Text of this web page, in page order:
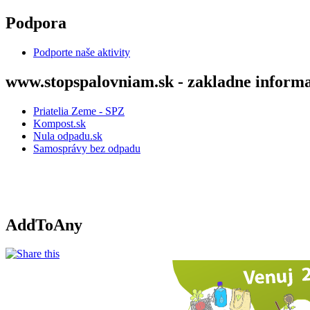
Skočiť na hlavný obsah
Podpora
Podporte naše aktivity
www.stopspalovniam.sk - zakladne
Priatelia Zeme - SPZ
Kompost.sk
Nula odpadu.sk
Samosprávy bez odpadu
AddToAny